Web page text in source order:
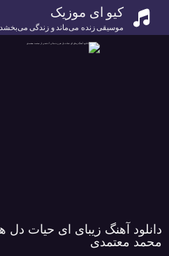
کیو ای موزیک
موسیقی زنده می‌ماند و زندگی می‌بخشد
دانلود آهنگ زیبای ای حیات
محمد معتمدی